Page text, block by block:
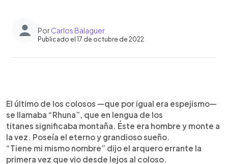
PorCarlos Balaguer
Publicado el 17 de octubre de 2022
Escuchar artículo
El último de los colosos —que por igual era espejismo—
se llamaba “Rhuna”, que en lengua de los
titanes significaba montaña. Éste era hombre y monte a
la vez. Poseía el eterno y grandioso sueño.
“Tiene mi mismo nombre” dijo el arquero errante la
primera vez que vio desde lejos al coloso.